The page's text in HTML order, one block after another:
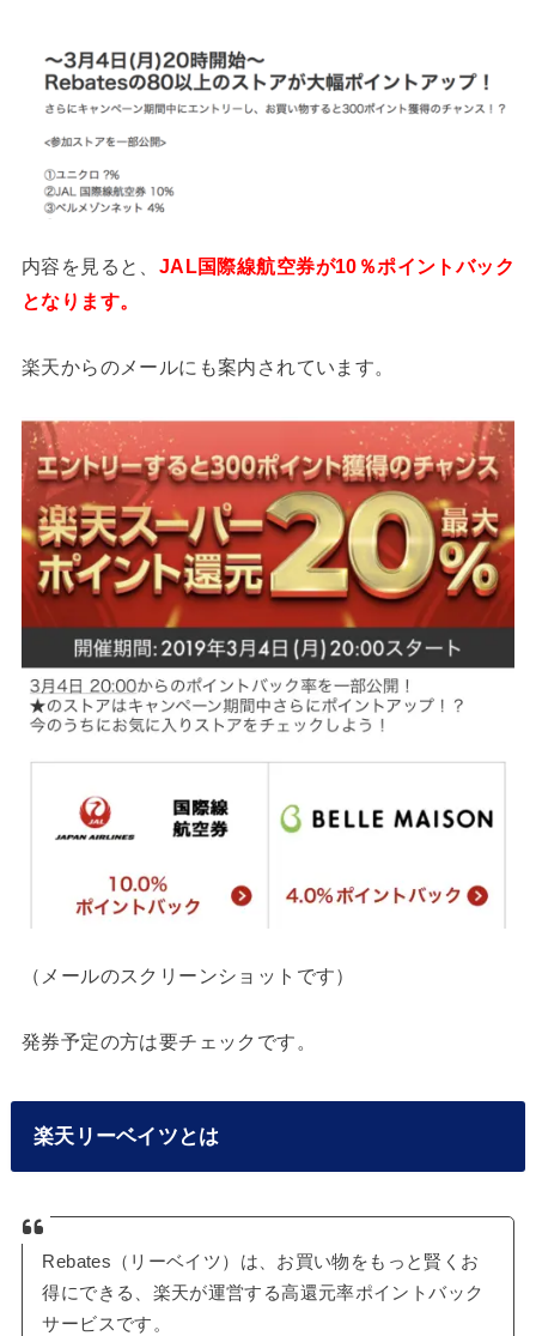
内容を見ると、 JAL国際線航空券が10％ポイントバック
となります。
楽天からのメールにも案内されています。
（メールのスクリーンショットです）
発券予定の方は要チェックです。
楽天リーベイツとは
Rebates（リーベイツ）は、お買い物をもっと賢くお
得にできる、楽天が運営する高還元率ポイントバック
サービスです。